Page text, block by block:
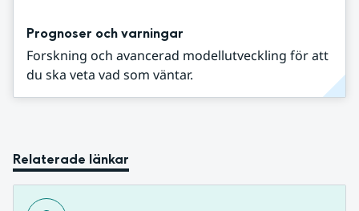
Prognoser och varningar
Forskning och avancerad modellutveckling för att
du ska veta vad som väntar.
Relaterade länkar